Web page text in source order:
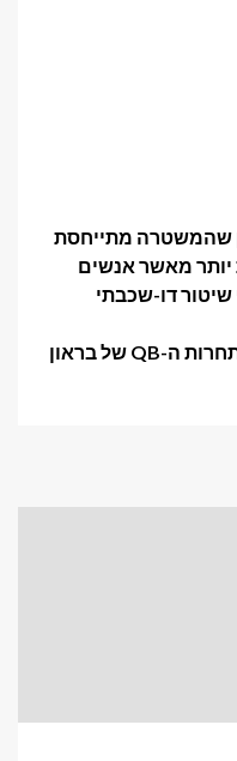
שהמשטרה מתייחסת
יותר מאשר אנשים
דו-שכבתי
שדור סנדרס שינתה רשמית את תחרות ה-QB של בראון